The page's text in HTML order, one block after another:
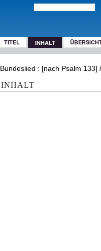
TITEL INHALT
Bundeslied : [nach Psalm
INHALT